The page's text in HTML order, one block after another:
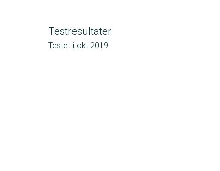
Testresultater
Testet i okt 2019